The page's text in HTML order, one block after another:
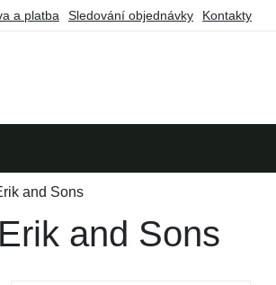
a platba Sledování objednávky Kontakty
and Sons
and Sons